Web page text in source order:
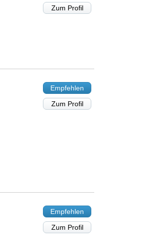
Zum Profil
Empfehlen
Zum Profil
Empfehlen
Zum Profil